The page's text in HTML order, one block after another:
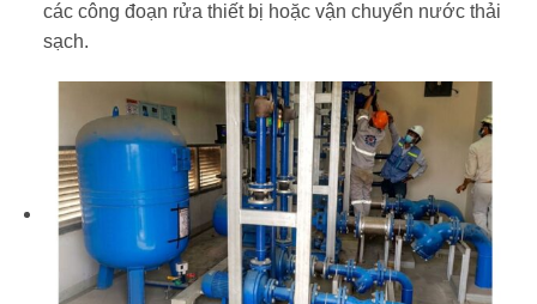
các công đoạn rửa thiết bị hoặc vận chuyển nước thải
sạch.